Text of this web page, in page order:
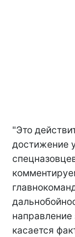
"Это
достижение
направление
касается